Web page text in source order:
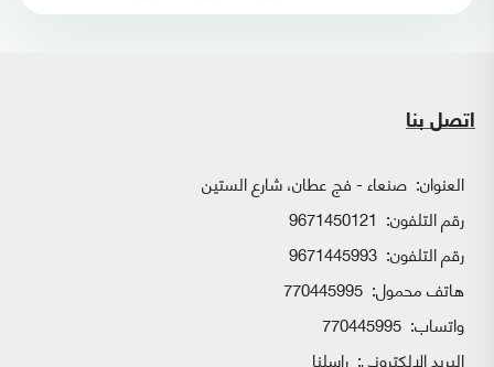
اتصل بنا
العنوان: صنعاء - فج عطان، شارع الستين
رقم التلفون: 9671450121
رقم التلفون: 9671445993
هاتف محمول: 770445995
واتساب:
البريد الإلكتروني: راسلنا